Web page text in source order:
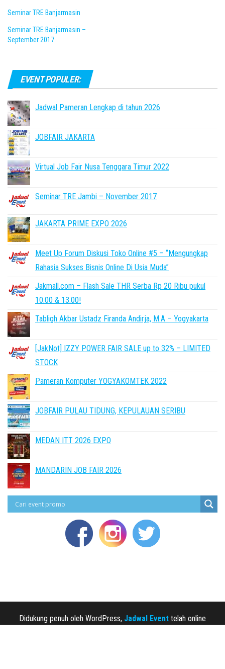
Seminar TRE Banjarmasin
Seminar TRE Banjarmasin –
September 2017
EVENT POPULER:
Jadwal Pameran Lengkap di tahun 2026
JOBFAIR JAKARTA
Virtual Job Fair Nusa Tenggara Timur 2022
Seminar TRE Jambi – November 2017
JAKARTA PRIME EXPO 2026
Meet Up Forum Diskusi Toko Online #5 – “Mengungkap
Rahasia Sukses Bisnis Online Di Usia Muda”
Jakmall.com – Flash Sale THR Serba Rp 20 Ribu pukul
10.00 & 13.00!
Tabligh Akbar Ustadz Firanda Andirja, M.A – Yogyakarta
[JakNot] IZZY POWER FAIR SALE up to 32% – LIMITED
STOCK
Pameran Komputer YOGYAKOMTEK 2022
JOBFAIR PULAU TIDUNG, KEPULAUAN SERIBU
MEDAN ITT 2026 EXPO
MANDARIN JOB FAIR 2026
Didukung penuh oleh WordPress, Jadwal Event telah online